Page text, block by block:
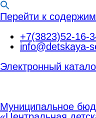
Перейти к
+7(3823)52-16-
info@detskaya-
Электронный
Муниципальное